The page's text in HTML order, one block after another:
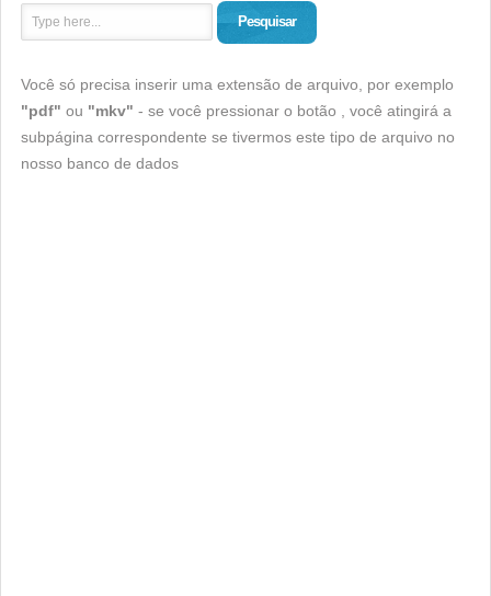
Pesquisar
Você só precisa inserir uma extensão de arquivo, por exemplo
"pdf" ou "mkv" - se você pressionar o botão , você atingirá a
subpágina correspondente se tivermos este tipo de arquivo no
nosso banco de dados